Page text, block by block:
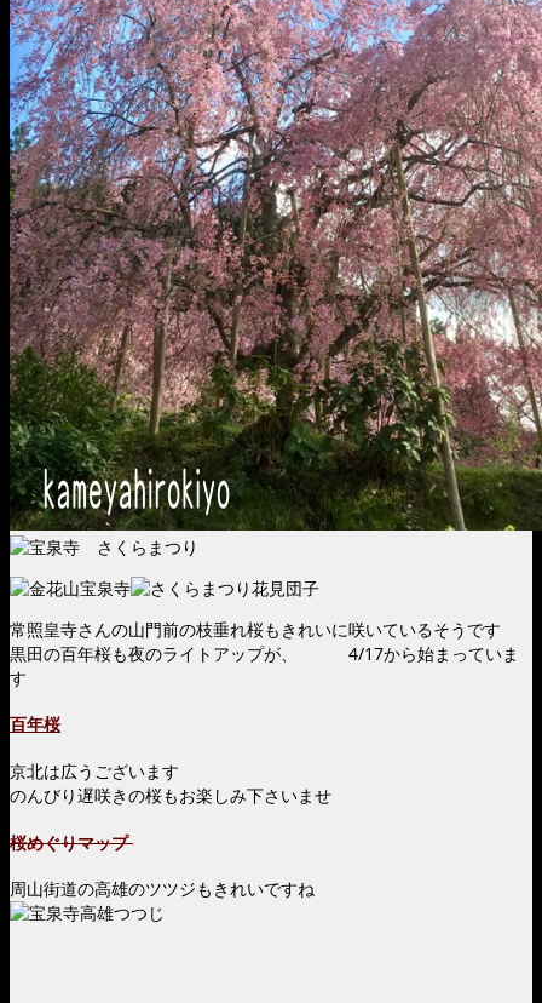
常照皇寺さんの山門前の枝垂れ桜もきれいに咲いているそうです
黒田の百年桜も夜のライトアップが、 4/17から始まっていま
す
百年桜
京北は広うございます
のんびり遅咲きの桜もお楽しみ下さいませ
桜めぐりマップ
周山街道の高雄のツツジもきれいですね